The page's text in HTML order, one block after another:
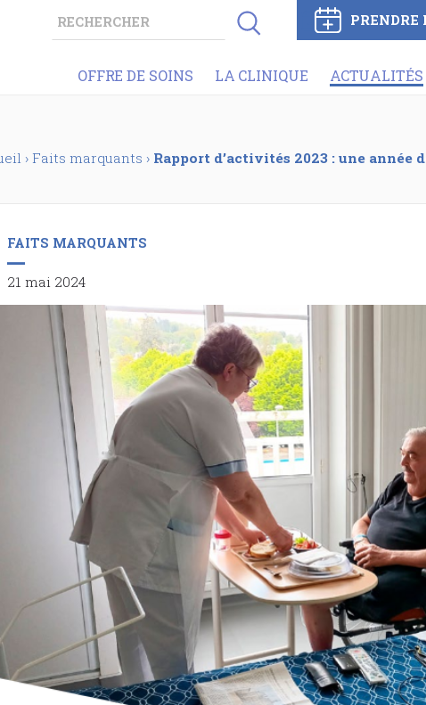
OFFRE DE SOINS LA CLINIQUE ACTUALITÉS
› Faits marquants › Rapport d’activités 2023 : une année
FAITS MARQUANTS
21 mai 2024